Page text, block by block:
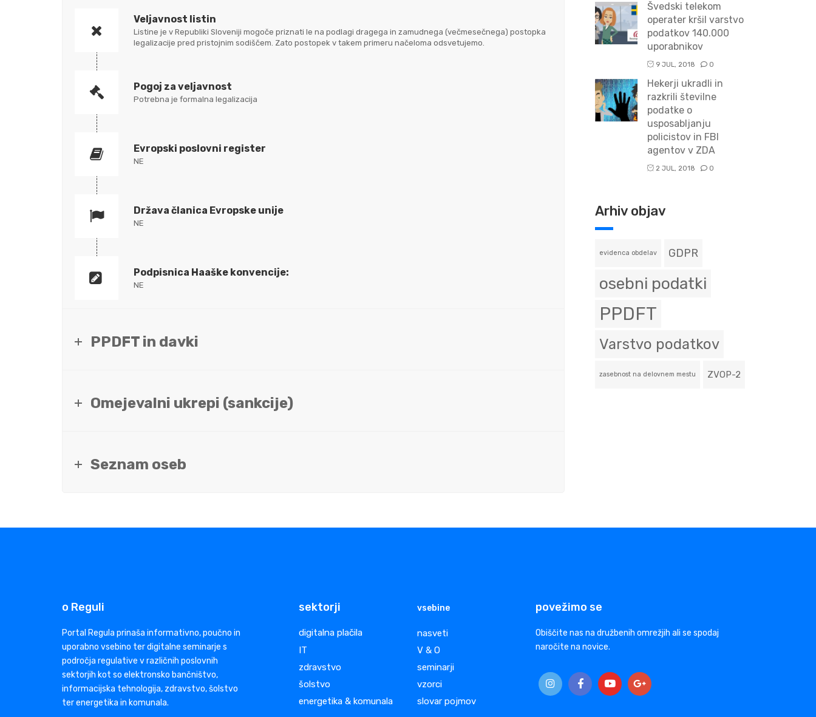
Veljavnost listin
Listine je v Republiki Sloveniji mogoče priznati le na podlagi dragega in zamudnega (večmesečnega) postopka
legalizacije pred pristojnim sodiščem. Zato postopek v takem primeru načeloma odsvetujemo.
Pogoj za veljavnost
Potrebna je formalna legalizacija
Evropski poslovni register
NE
Država članica Evropske unije
NE
Podpisnica Haaške konvencije:
NE
PPDFT in davki
Omejevalni ukrepi (sankcije)
Seznam oseb
Švedski telekom
operater kršil varstvo
podatkov 140.000
uporabnikov
9 JUL, 2018 0
Hekerji ukradli in
razkrili številne
podatke o
usposabljanju
policistov in FBI
agentov v ZDA
2 JUL, 2018 0
Arhiv objav
evidenca obdelav GDPR
osebni podatki
PPDFT
Varstvo podatkov
zasebnost na delovnem mestu ZVOP-2
o Reguli
Portal Regula prinaša informativno, poučno in
uporabno vsebino ter digitalne seminarje s
področja regulative v različnih poslovnih
sektorjih kot so elektronsko bančništvo,
informacijska tehnologija, zdravstvo, šolstvo
ter energetika in komunala.
sektorji
digitalna plačila
IT
zdravstvo
šolstvo
energetika & komunala
vsebine
nasveti
V & O
seminarji
vzorci
slovar pojmov
povežimo se
Obiščite nas na družbenih omrežjih ali se spodaj
naročite na novice.